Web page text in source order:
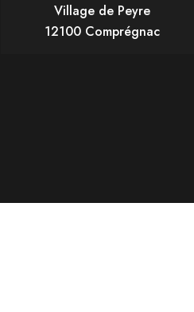
Village de Peyre
12100 Comprégnac